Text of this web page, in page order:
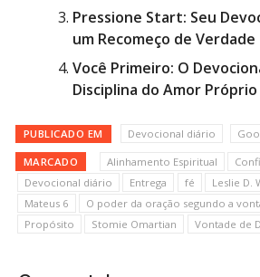
Pressione Start: Seu
um Recomeço de Verdade
Você Primeiro: O
Disciplina do Amor Próprio
PUBLICADO EM Devocional diário
MARCADO Alinhamento Espiritual
Devocional diário
Entrega fé
Leslie D.
Mateus 6
O poder da oração segundo a
Propósito
Stomie Omartian Vontade de